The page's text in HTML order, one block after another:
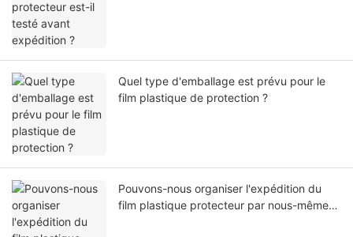
Quel type d'emballage est prévu pour le
film plastique de protection ?
Pouvons-nous organiser l'expédition du
film plastique protecteur par nous-mêmes